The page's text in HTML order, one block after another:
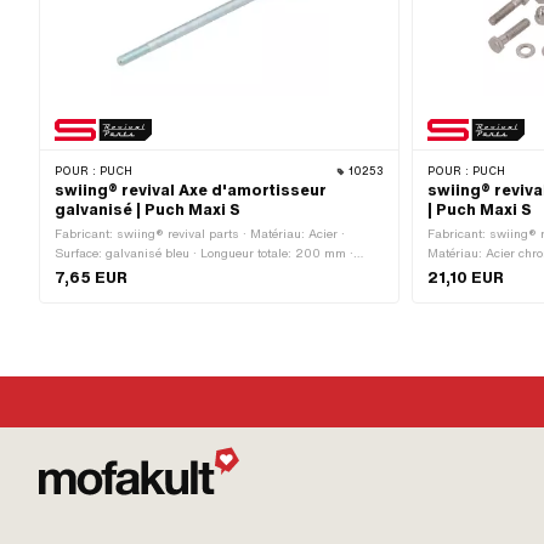
POUR : PUCH 10253
swiing® revival Axe d'amortisseur
galvanisé | Puch Maxi S
Fabricant: swiing® revival parts · Matériau: Acier ·
Surface: galvanisé bleu · Longueur totale: 200 mm ·
Diamètre nominal (filetage): 8 mm · Type de filetage:
M8x1.25 (filetage standard)
7,65 EUR
POUR : PUCH
swiing®
| Puch Maxi S
Fabricant: swiing®
Matériau: Acier
Nombre de
Diamètre nominal
21,10 EUR